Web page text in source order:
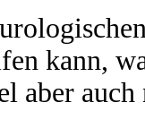
kann,
aber